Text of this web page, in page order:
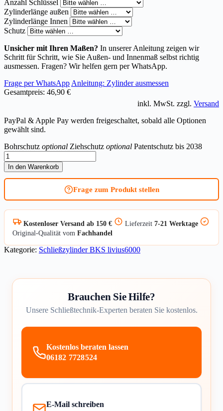
Anzahl Schlüssel
Zylinderlänge außen
Zylinderlänge Innen
Schutz
Unsicher mit Ihren Maßen? In unserer Anleitung zeigen wir
Schritt für Schritt, wie Sie Außen- und Innenmaß selbst richtig
ausmessen. Fragen? Wir helfen gern per WhatsApp.
Frage per WhatsApp Anleitung: Zylinder ausmessen
Gesamtpreis: 46,90 €
inkl. MwSt. zzgl. Versand
PayPal & Apple Pay werden freigeschaltet, sobald alle Optionen
gewählt sind.
Bohrschutz optional Ziehschutz optional Patentschutz bis 2038
Knaufzylinder
BKS
livius
Menge
In den Warenkorb
Frage zum Produkt stellen
Kostenloser Versand ab 150 € Lieferzeit 7-21 Werktage
Original-Qualität vom Fachhandel
Kategorie: Schließzylinder BKS livius6000
Brauchen Sie Hilfe?
Unsere Schließtechnik-Experten beraten Sie kostenlos.
Kostenlos beraten lassen
06182 7728524
E-Mail schreiben